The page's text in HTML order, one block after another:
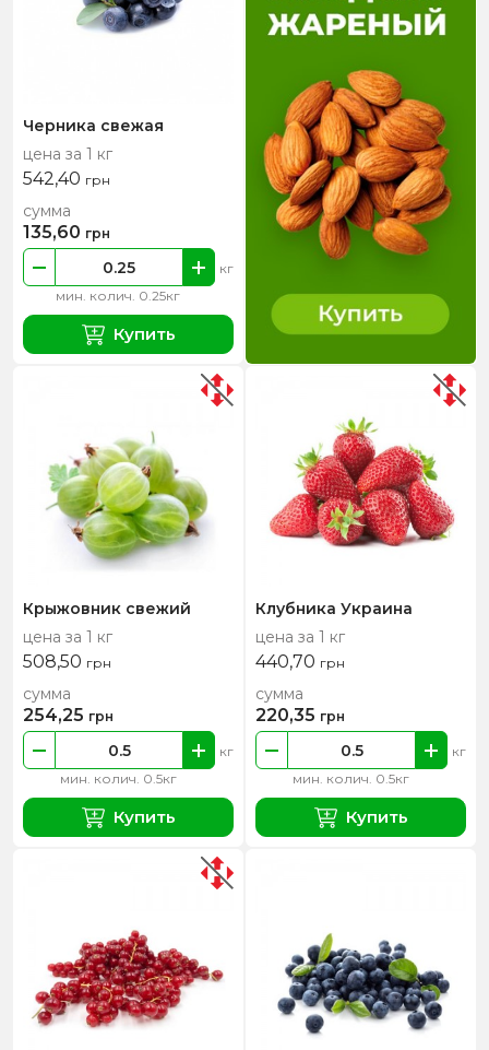
Черника свежая
цена за 1 кг
542,40 грн
мин. колич. 0.25кг
кг
сумма
135,60 грн
Купить
Крыжовник свежий
цена за 1 кг
508,50 грн
мин. колич. 0.5кг
кг
сумма
254,25 грн
Купить
Клубника Украина
цена за 1 кг
440,70 грн
мин. колич. 0.5кг
кг
сумма
220,35 грн
Купить